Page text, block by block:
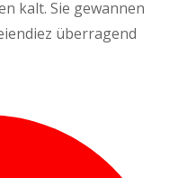
kalt. Sie gewannen
überragend